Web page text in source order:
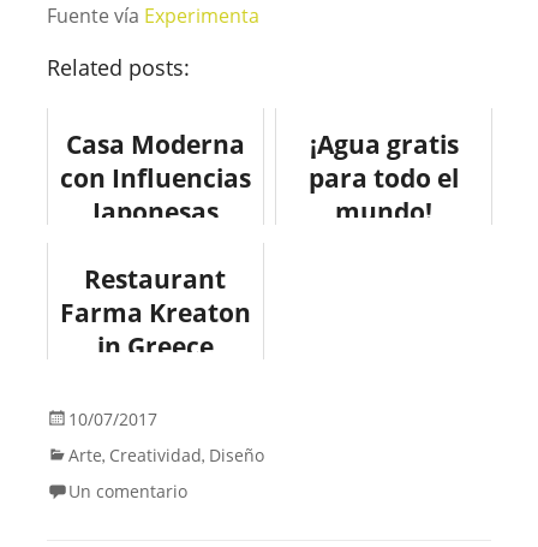
Fuente vía Experimenta
Related posts:
Casa Moderna
con Influencias
Japonesas
#arquitectura
¡Agua gratis
para todo el
mundo!
Restaurant
Farma Kreaton
in Greece
#arquitectura
#foographic
#architecture
10/07/2017
Arte, Creatividad, Diseño
Un comentario